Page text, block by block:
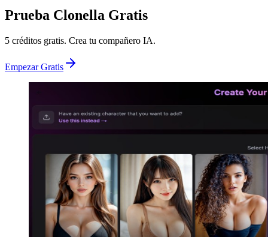
Prueba Clonella Gratis
5 créditos gratis. Crea tu compañero IA.
Empezar Gratis